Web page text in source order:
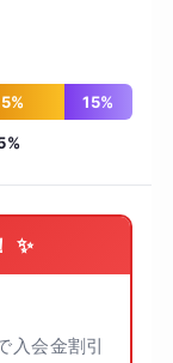
15%
✨
入会金割引